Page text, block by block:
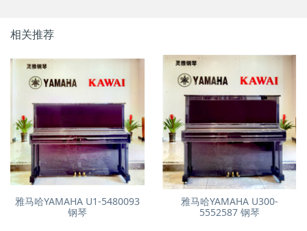
相关推荐
雅马哈YAMAHA U1-5480093
钢琴
雅马哈YAMAHA U300-
5552587 钢琴